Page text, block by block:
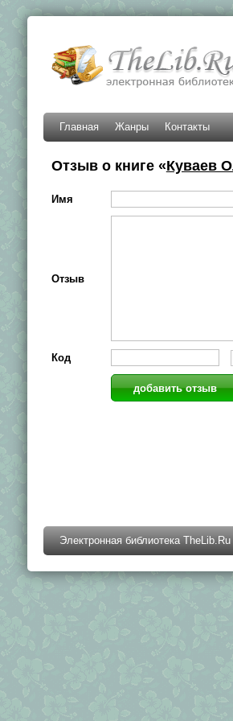
Главная Жанры Контакты
Отзыв о книге «Куваев
Имя
Отзыв
Код
Электронная библиотека